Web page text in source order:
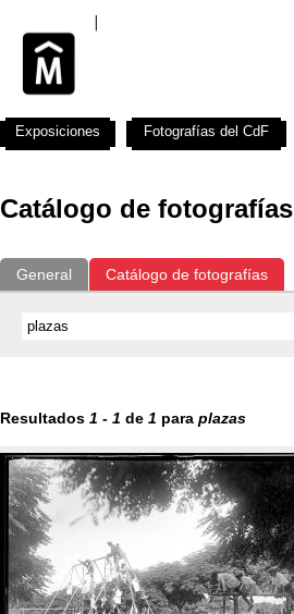
Catálogo de fotografías
General Catálogo de fotografías
Resultados 1 - 1 de 1 para plazas
Exposiciones Fotografías del CdF